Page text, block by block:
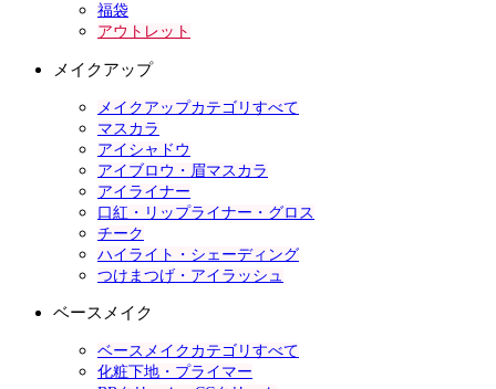
福袋
アウトレット
メイクアップ
メイクアップカテゴリすべて
マスカラ
アイシャドウ
アイブロウ・眉マスカラ
アイライナー
口紅・リップライナー・グロス
チーク
ハイライト・シェーディング
つけまつげ・アイラッシュ
ベースメイク
ベースメイクカテゴリすべて
化粧下地・プライマー